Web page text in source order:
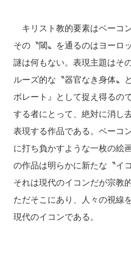
キリスト教的要素はベーコ
その〝閾〟を通るのはヨーロ
謎は何もない。表現主題はそ
ルーズ的な〝器官なき身体〟
ボレート』として捉え得るの
する者にとって、絶対に消し
表現する作品である。ベーコ
に打ち負かすような一枚の絵
の作品は明らかに新たな〝イ
それは現代のイコンだが宗教
ただそこにあり、人々の視線
現代のイコンである。